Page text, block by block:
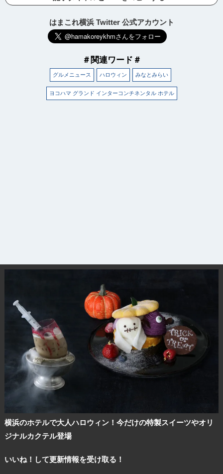
はまこれ横浜 Twitter 公式アカウント
＃関連ワード＃
グルメニュース ハロウィン みなとみらい
ヨコハマ グランド インターコンチネンタル ホテル
横浜のホテルで大人ハロウィン！今だけの特製スイーツやオリ
ジナルカクテル登場
いいね！して更新情報を受け取る！